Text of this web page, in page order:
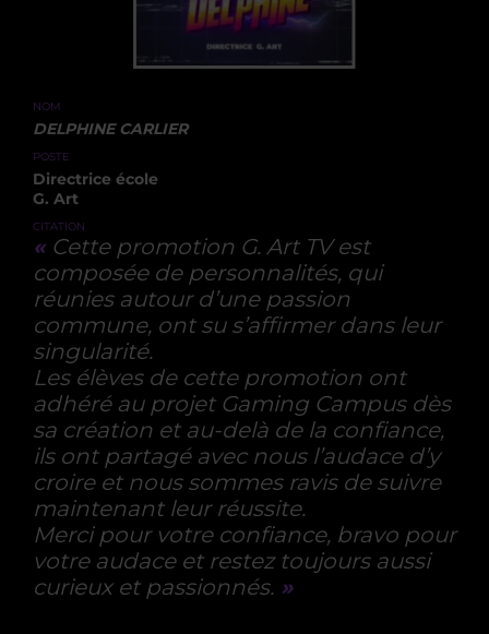
NOM
DELPHINE CARLIER
POSTE
Directrice école
G. Art
CITATION
« Cette promotion G. Art TV est
composée de personnalités, qui
réunies autour d’une passion
commune, ont su s’affirmer dans leur
singularité.
Les élèves de cette promotion ont
adhéré au projet Gaming Campus dès
sa création et au-delà de la confiance,
ils ont partagé avec nous l’audace d’y
croire et nous sommes ravis de suivre
maintenant leur réussite.
Merci pour votre confiance, bravo pour
votre audace et restez toujours aussi
curieux et passionnés. »